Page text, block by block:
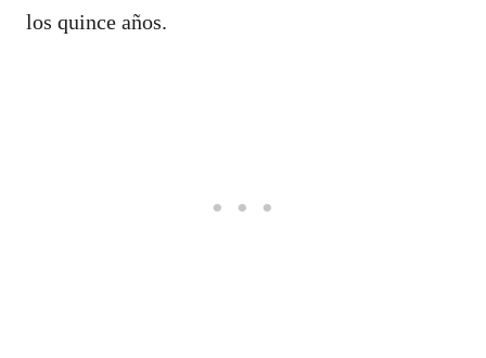
los quince años.